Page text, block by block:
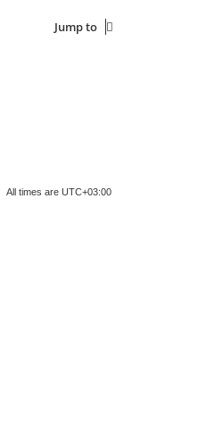
Jump to
All times are UTC+03:00